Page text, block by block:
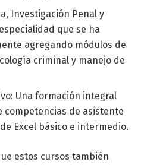
Investigación Penal y
que se ha
agregando módulos de
criminal y manejo de
Una formación integral
competencias de asistente
Excel básico e intermedio.
estos cursos también